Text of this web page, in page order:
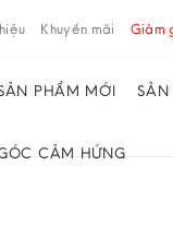
Khuyến mãi Giảm
PHẨM MỚI
CẢM HỨNG